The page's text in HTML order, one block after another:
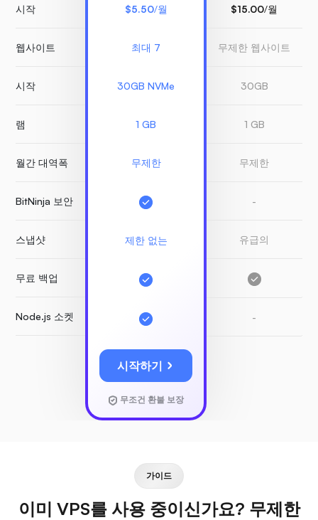
시작
웹사이트
시작
램
월간 대역폭
BitNinja 보안
스냅샷
무료 백업
Node.js 소켓
$5.50/월
최대 7
30GB NVMe
1 GB
무제한
제한 없는
시작하기
무조건 환불 보장
$15.00/월
무제한 웹사이트
30GB
1 GB
무제한
-
유급의
-
가이드
이미 VPS를 사용 중이신가요? 무제한